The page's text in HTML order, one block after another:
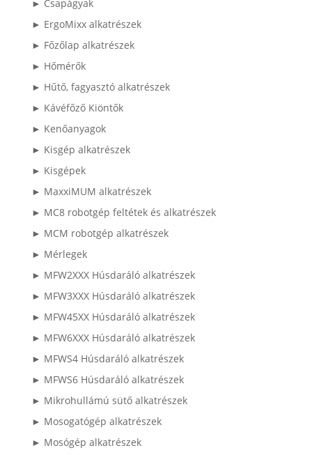
► Csapágyak
► ErgoMixx alkatrészek
► Főzőlap alkatrészek
► Hőmérők
► Hűtő, fagyasztó alkatrészek
► Kávéfőző Kiöntők
► Kenőanyagok
► Kisgép alkatrészek
► Kisgépek
► MaxxiMUM alkatrészek
► MC8 robotgép feltétek és alkatrészek
► MCM robotgép alkatrészek
► Mérlegek
► MFW2XXX Húsdaráló alkatrészek
► MFW3XXX Húsdaráló alkatrészek
► MFW45XX Húsdaráló alkatrészek
► MFW6XXX Húsdaráló alkatrészek
► MFWS4 Húsdaráló alkatrészek
► MFWS6 Húsdaráló alkatrészek
► Mikrohullámú sütő alkatrészek
► Mosogatógép alkatrészek
► Mosógép alkatrészek